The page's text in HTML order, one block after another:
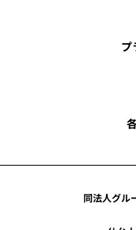
プ
同法人グ